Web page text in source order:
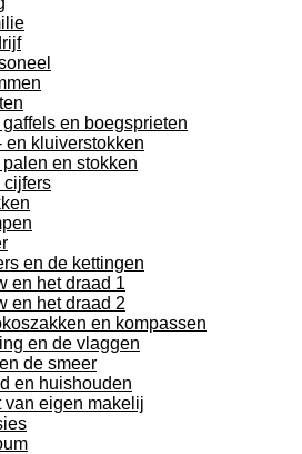
en boegsprieten
en kluiverstokken
palen en stokken
cijfers
en de kettingen
en het draad 1
en het draad 2
en kompassen
en de vlaggen
de smeer
en huishouden
van eigen makelij